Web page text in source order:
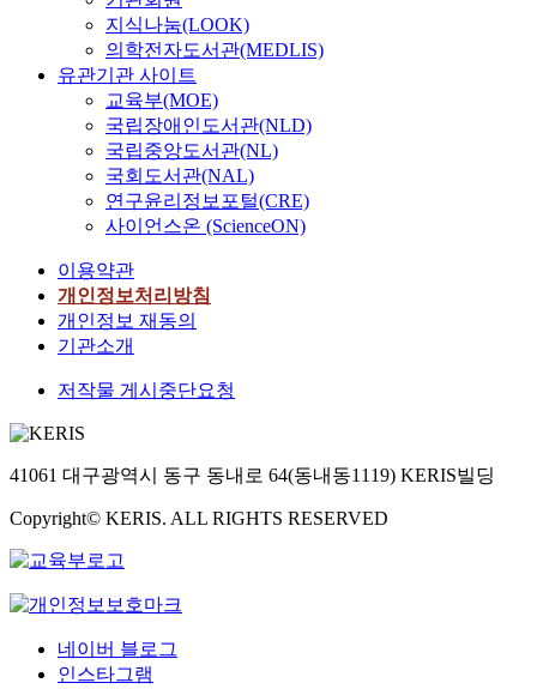
지식나눔(LOOK)
의학전자도서관(MEDLIS)
유관기관 사이트
교육부(MOE)
국립장애인도서관(NLD)
국립중앙도서관(NL)
국회도서관(NAL)
연구윤리정보포털(CRE)
사이언스온 (ScienceON)
이용약관
개인정보처리방침
개인정보 재동의
기관소개
저작물 게시중단요청
41061 대구광역시 동구 동내로 64(동내동1119) KERIS빌딩
Copyright© KERIS. ALL RIGHTS RESERVED
네이버 블로그
인스타그램